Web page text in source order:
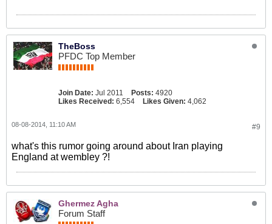
TheBoss
PFDC Top Member
Join Date: Jul 2011 Posts: 4920
Likes Received: 6,554 Likes Given: 4,062
#9
08-08-2014, 11:10 AM
what's this rumor going around about Iran playing
England at wembley ?!
Ghermez Agha
Forum Staff